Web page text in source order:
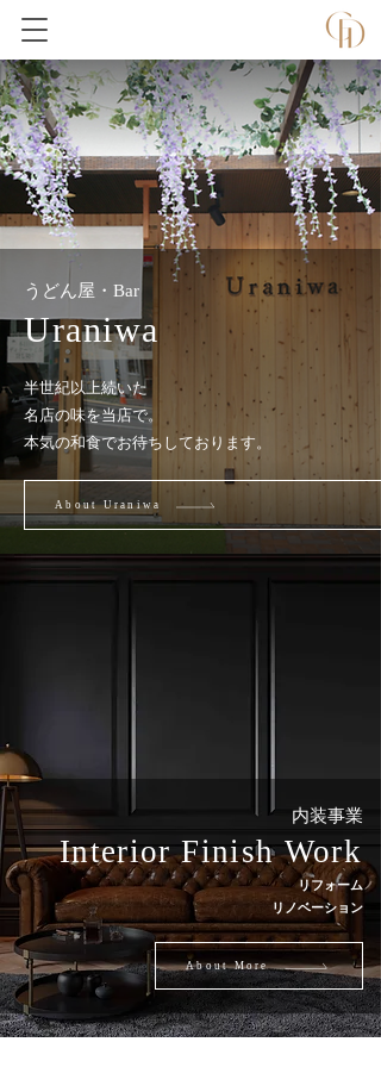
うどん屋・Bar
Uraniwa
半世紀以上続いた
名店の味を当店で。
本気の和食でお待ちしております。
About Uraniwa
内装事業
Interior Finish Work
リフォーム
リノベーション
About More